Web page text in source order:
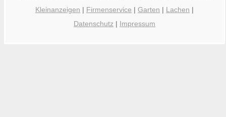
Kleinanzeigen | Firmenservice | Garten | Lachen |
Datenschutz | Impressum